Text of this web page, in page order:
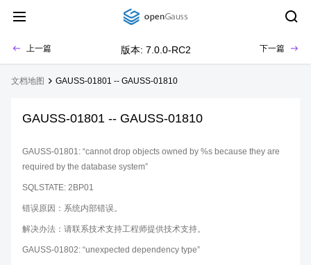
上一篇 版本: 7.0.0-RC2 下一篇
文档地图 GAUSS-01801 -- GAUSS-01810
GAUSS-01801 -- GAUSS-01810
GAUSS-01801: “cannot drop objects owned by %s because they are
required by the database system”
SQLSTATE: 2BP01
错误原因：系统内部错误。
解决办法：请联系技术支持工程师提供技术支持。
GAUSS-01802: “unexpected dependency type”